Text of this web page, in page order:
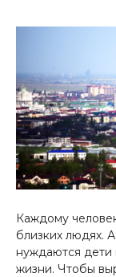
Каждому
близких людях.
нуждаются дети
жизни. Чтобы